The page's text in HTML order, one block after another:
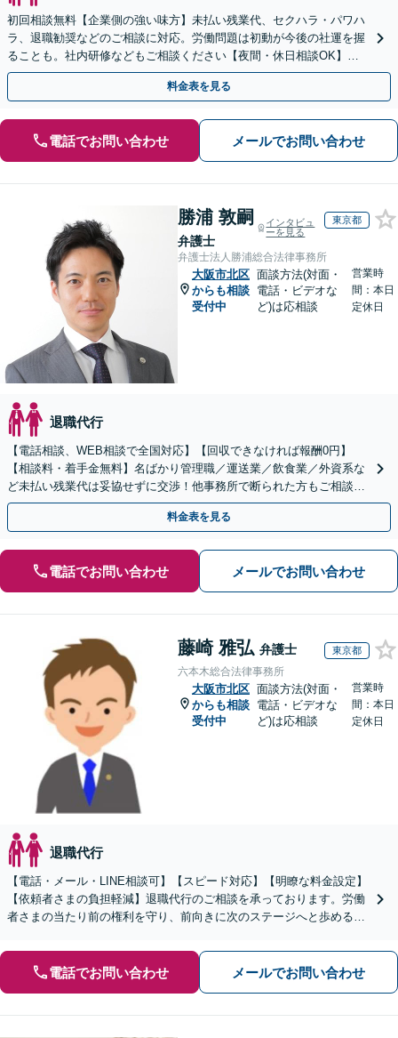
初回相談無料【企業側の強い味方】未払い残業代、セクハラ・パワハ
ラ、退職勧奨などのご相談に対応。労働問題は初動が今後の社運を握
ることも。社内研修などもご相談ください【夜間・休日相談OK】柔
軟な連絡体制／WEB面談も対応
料金表を見る
電話でお問い合わせ メールでお問い合わせ
勝浦 敦嗣
弁護士
インタビュ
ーを見る
東京都
弁護士法人勝浦総合法律事務所
大阪市北区
からも相談
受付中
面談方法(対面・
電話・ビデオな
ど)は応相談
営業時
間：本日
定休日
退職代行
【電話相談、WEB相談で全国対応】【回収できなければ報酬0円】
【相談料・着手金無料】名ばかり管理職／運送業／飲食業／外資系な
ど未払い残業代は妥協せずに交渉！他事務所で断られた方もご相談く
ださい。【解決事例が豊富】土曜日も電話受付しています
料金表を見る
電話でお問い合わせ メールでお問い合わせ
藤崎 雅弘 弁護士 東京都
六本木総合法律事務所
大阪市北区
からも相談
受付中
面談方法(対面・
電話・ビデオな
ど)は応相談
営業時
間：本日
定休日
退職代行
【電話・メール・LINE相談可】【スピード対応】【明瞭な料金設定】
【依頼者さまの負担軽減】退職代行のご相談を承っております。労働
者さまの当たり前の権利を守り、前向きに次のステージへと歩めるよ
電話でお問い合わせ メールでお問い合わせ